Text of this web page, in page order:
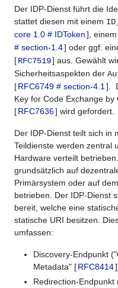
Der IDP-Dienst führt die
stattet diesen mit einem
core 1.0 # IDToken], einem
# section-1.4] oder ggf.
[RFC7519] aus. Gewählt
Sicherheitsaspekten der
[RFC6749 # section-4.1 ].
Key for Code Exchange
[RFC7636] wird gefordert.
Der IDP-Dienst teilt sich in
Teildienste werden zentral
Hardware verteilt
grundsätzlich auf
Primärsystem oder auf
betrieben. Der IDP-Dienst
bereit, welche eine
statische URI besitzen.
umfassen:
Discovery-Endpunkt
Metadata" [RFC8414
Redirection-Endpunkt